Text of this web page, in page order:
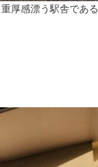
厚感漂う駅舎である